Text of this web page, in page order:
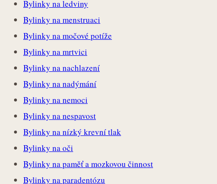
Bylinky na ledviny
Bylinky na menstruaci
Bylinky na močové potíže
Bylinky na mrtvici
Bylinky na nachlazení
Bylinky na nadýmání
Bylinky na nemoci
Bylinky na nespavost
Bylinky na nízký krevní tlak
Bylinky na oči
Bylinky na paměť a mozkovou činnost
Bylinky na paradentózu